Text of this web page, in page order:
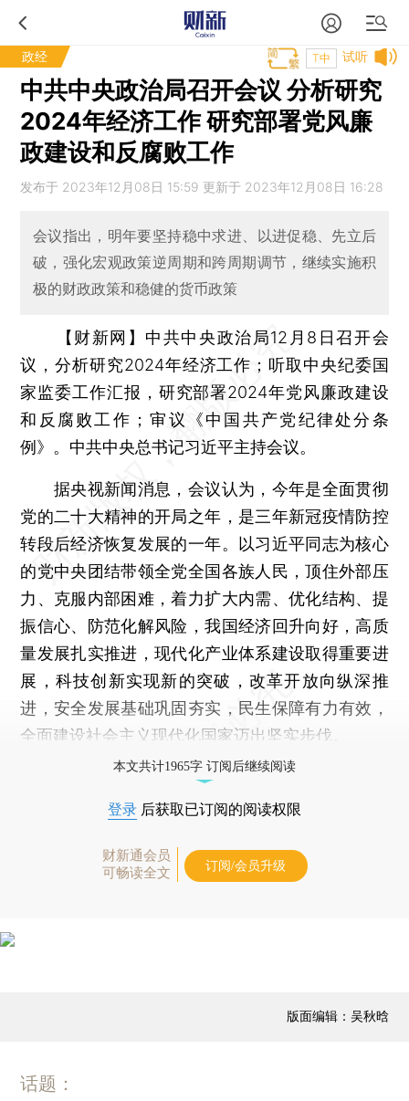
政经 试听
T中
中共中央政治局召开会议 分析研究
2024年经济工作 研究部署党风廉
政建设和反腐败工作
发布于 2023年12月08日 15:59 更新于 2023年12月08日 16:28
会议指出，明年要坚持稳中求进、以进促稳、先立后
破，强化宏观政策逆周期和跨周期调节，继续实施积
极的财政政策和稳健的货币政策
【财新网】 中共中央政治局12月8日召开会
议，分析研究2024年经济工作；听取中央纪委国
家监委工作汇报，研究部署2024年党风廉政建设
和反腐败工作；审议《中国共产党纪律处分条
例》。中共中央总书记习近平主持会议。
据央视新闻消息，会议认为，今年是全面贯彻
党的二十大精神的开局之年，是三年新冠疫情防控
转段后经济恢复发展的一年。以习近平同志为核心
的党中央团结带领全党全国各族人民，顶住外部压
力、克服内部困难，着力扩大内需、优化结构、提
振信心、防范化解风险，我国经济回升向好，高质
量发展扎实推进，现代化产业体系建设取得重要进
展，科技创新实现新的突破，改革开放向纵深推
进，安全发展基础巩固夯实，民生保障有力有效，
全面建设社会主义现代化国家迈出坚实步伐。
本文共计1965字 订阅后继续阅读
登录 后获取已订阅的阅读权限
财新通会员
可畅读全文
订阅/会员升级
版面编辑：吴秋晗
话题：